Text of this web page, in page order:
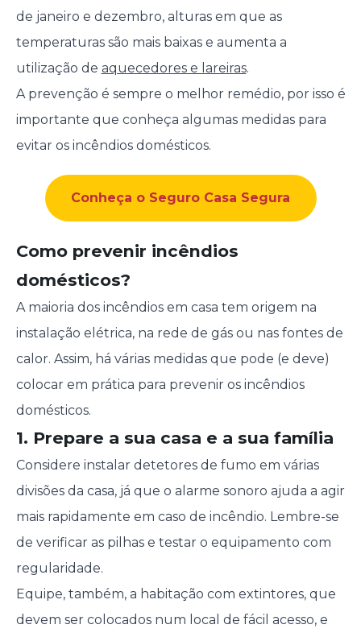
de janeiro e dezembro, alturas em que as
temperaturas são mais baixas e aumenta a
utilização de aquecedores e lareiras.
A prevenção é sempre o melhor remédio, por isso é
importante que conheça algumas medidas para
evitar os incêndios domésticos.
Conheça o Seguro Casa Segura
Como prevenir incêndios
domésticos?
A maioria dos incêndios em casa tem origem na
instalação elétrica, na rede de gás ou nas fontes de
calor. Assim, há várias medidas que pode (e deve)
colocar em prática para prevenir os incêndios
domésticos.
1. Prepare a sua casa e a sua família
Considere instalar detetores de fumo em várias
divisões da casa, já que o alarme sonoro ajuda a agir
mais rapidamente em caso de incêndio. Lembre-se
de verificar as pilhas e testar o equipamento com
regularidade.
Equipe, também, a habitação com extintores, que
devem ser colocados num local de fácil acesso, e